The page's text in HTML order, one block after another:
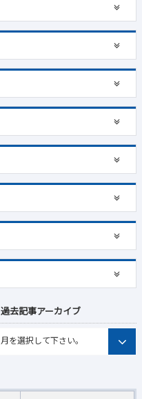
過去記事アーカイブ